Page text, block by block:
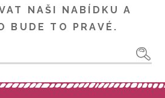
NAŠI NABÍDKU A
BUDE TO PRAVÉ.